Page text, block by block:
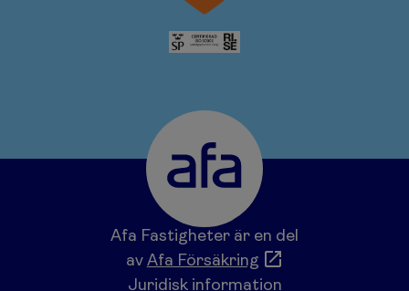
Afa Fastigheter är en del
av Afa Försäkring
Juridisk information